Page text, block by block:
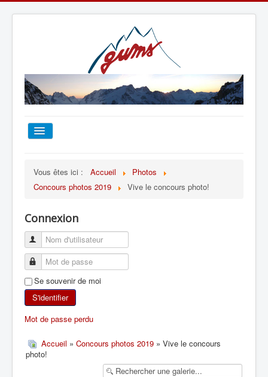
TOUT SUR LE GUMS
ESCALADE
ALPINISME
SKI DE RANDONNÉE
RANDONNÉE SPORTIVE
Vous êtes ici : Accueil
Photos
Concours photos 2019
Vive le concours photo!
Connexion
Se souvenir de moi
S'identifier
Mot de passe perdu
Accueil » Concours photos 2019 » Vive le concours
photo!